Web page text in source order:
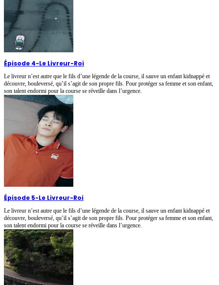
Épisode 4-Le Livreur-Roi
Le livreur n’est autre que le fils d’une légende de la course, il sauve un enfant kidnappé et
découvre, bouleversé, qu’il s’agit de son propre fils. Pour protéger sa femme et son enfant,
son talent endormi pour la course se réveille dans l’urgence.
Épisode 5-Le Livreur-Roi
Le livreur n’est autre que le fils d’une légende de la course, il sauve un enfant kidnappé et
découvre, bouleversé, qu’il s’agit de son propre fils. Pour protéger sa femme et son enfant,
son talent endormi pour la course se réveille dans l’urgence.